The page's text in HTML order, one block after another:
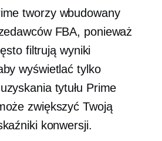
tworzy wbudowany
FBA, ponieważ
filtrują wyniki
wyświetlać tylko
tytułu Prime
zwiększyć Twoją
konwersji.